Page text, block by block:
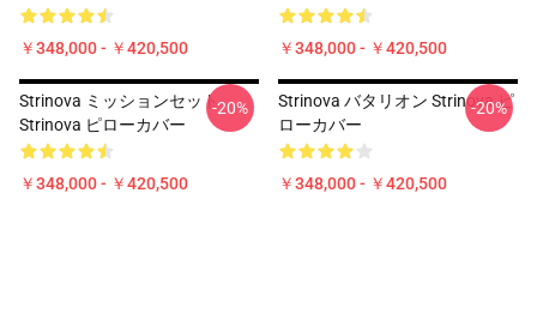
￥348,000 - ￥420,500 ￥348,000 - ￥420,500
Strinova ミッションセット
Strinova ピローカバー
￥348,000 - ￥420,500
-20%
Strinova バタリオン Strinova ピ
ローカバー
￥348,000 - ￥420,500
-20%